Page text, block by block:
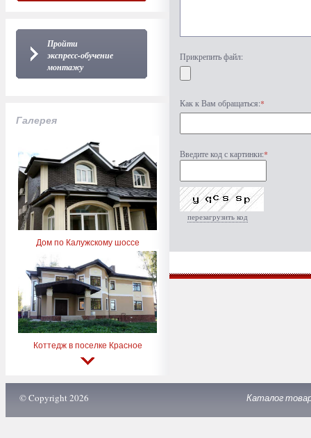
Пройти
экспресс-обучение
монтажу
Галерея
Дом по Калужскому шоссе
Коттедж в поселке Красное
Прикрепить файл:
Как к Вам обращаться:*
Введите код с картинки:*
перезагрузить код
© Copyright 2026 Каталог